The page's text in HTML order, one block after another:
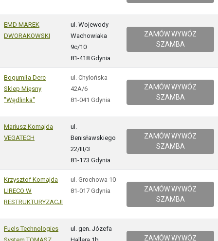
EMD MAREK
DWORAKOWSKI
ul. Wojewody
Wachowiaka
9c/10
81-418 Gdynia
ZAMÓW WYWÓZ
SZAMBA
Bogumiła Derc
Sklep Mięsny
"Wędlinka"
ul. Chylońska
42A/6
81-041 Gdynia
ZAMÓW WYWÓZ
SZAMBA
Mariusz Komajda
VEGATECH
ul.
Benisławskiego
22/III/3
81-173 Gdynia
ZAMÓW WYWÓZ
SZAMBA
Krzysztof Komajda
LIRECO W
RESTRUKTURYZACJI
ul. Grochowa 10
81-017 Gdynia
ZAMÓW WYWÓZ
SZAMBA
Fuels Technologies
ul. gen. Józefa
ZAMÓW WYWÓZ